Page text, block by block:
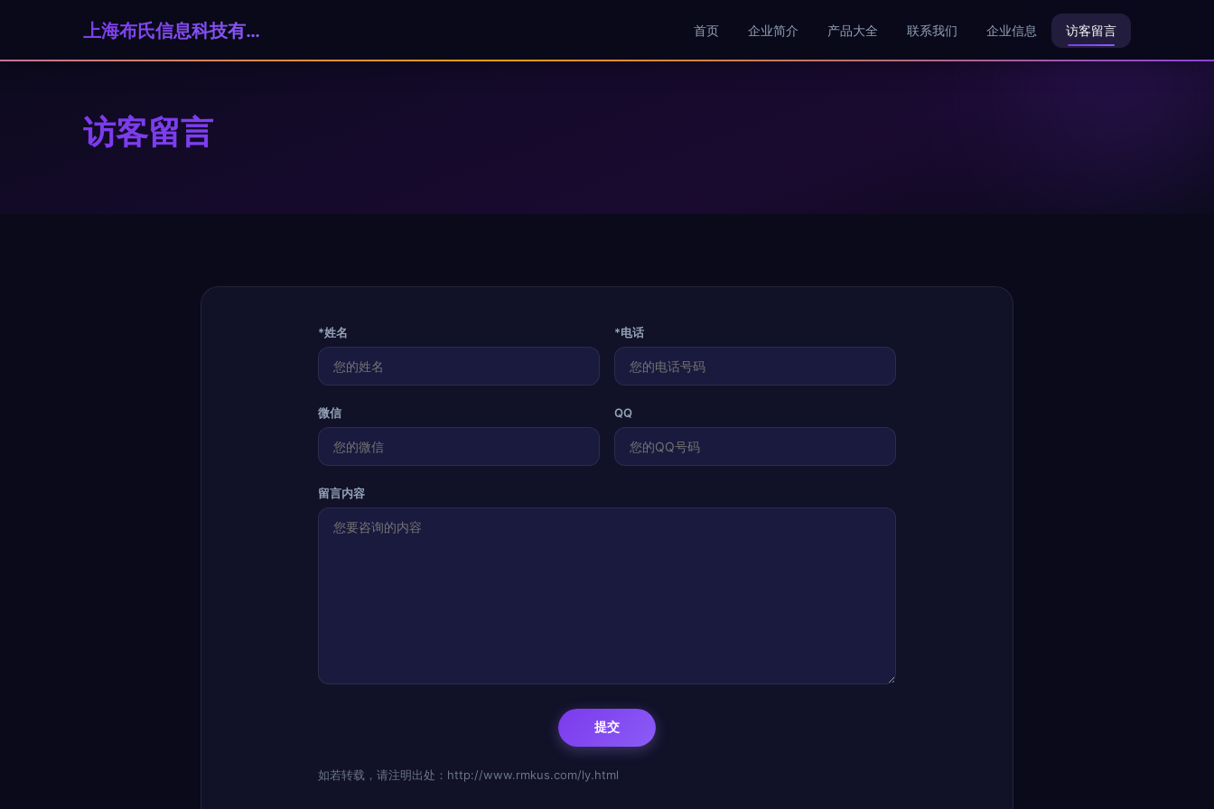
上海布氏信息科技有限公司 首页 企业简介 产品大全 联系我们 企业信息 访客留言
访客留言
*姓名 *电话
微信 QQ
留言内容
如若转载，请注明出处：http://www.rmkus.com/ly.html